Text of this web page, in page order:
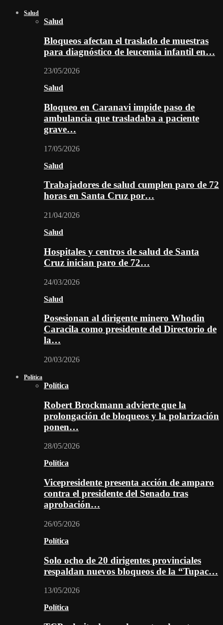
Salud
Salud
Bloqueos afectan el traslado de muestras
para diagnóstico de leucemia infantil en…
23/05/2026
Salud
Bloqueo en Caranavi impide paso de
ambulancia que trasladaba a paciente
grave…
17/05/2026
Salud
Trabajadores de salud cumplen paro de 72
horas en Santa Cruz por…
21/04/2026
Salud
Hospitales y centros de salud de Santa
Cruz inician paro de 72…
24/03/2026
Salud
Posesionan al dirigente minero Whodin
Caracila como presidente del Directorio de
la…
20/03/2026
Política
Política
Robert Brockmann advierte que la
prolongación de bloqueos y la polarización
ponen…
28/05/2026
Política
Vicepresidente presenta acción de amparo
contra el presidente del Senado tras
aprobación…
26/05/2026
Política
Solo ocho de 20 dirigentes provinciales
respaldan nuevos bloqueos de la “Tupac…
13/05/2026
Política